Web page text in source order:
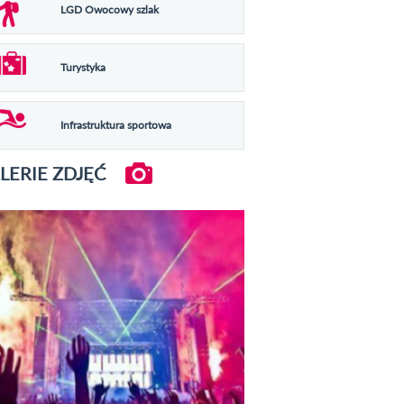
LGD Owocowy szlak
Turystyka
Infrastruktura sportowa
ZDJĘĆ